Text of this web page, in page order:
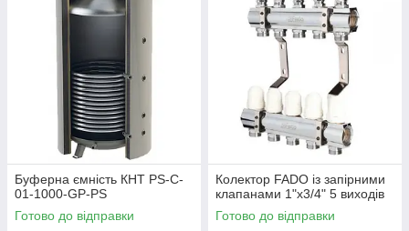
Буферна ємність КНТ PS-C-
01-1000-GP-PS
Готово до відправки
Колектор FADO із запірними
клапанами 1"х3/4" 5 виходів
Готово до відправки